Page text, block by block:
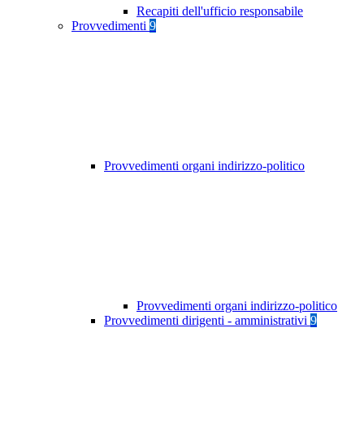
Recapiti dell'ufficio responsabile
Provvedimenti 9
Provvedimenti organi indirizzo-politico
Provvedimenti organi indirizzo-politico
Provvedimenti dirigenti - amministrativi 9